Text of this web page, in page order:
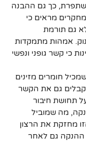
כך גם ההבנה
מראים כי
גם תורמת
אמהות מתמקדות
כי קשר גופני ונפשי
חומרים מזינים
גם את הקשר
תחושת חיבור
מה שמוביל
מחזקת את הרצון
ההנקה גם לאחר